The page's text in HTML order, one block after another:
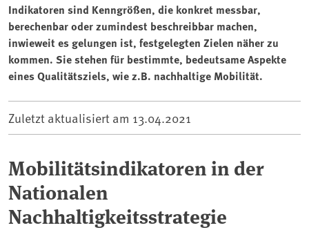
Indikatoren sind Kenngrößen, die konkret messbar,
berechenbar oder zumindest beschreibbar machen,
inwieweit es gelungen ist, festgelegten Zielen näher zu
kommen. Sie stehen für bestimmte, bedeutsame Aspekte
eines Qualitätsziels, wie z.B. nachhaltige Mobilität.
Zuletzt aktualisiert am 13.04.2021
Mobilitätsindikatoren in der
Nationalen
Nachhaltigkeitsstrategie